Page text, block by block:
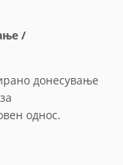
/
донесување
однос.